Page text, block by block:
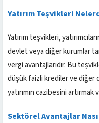
Yatırım Teşvikleri
Yatırım teşvikleri,
devlet veya diğer kurumlar
vergi avantajlarıdır. Bu
düşük faizli krediler ve diğer
yatırımın cazibesini
Sektörel Avantajlar